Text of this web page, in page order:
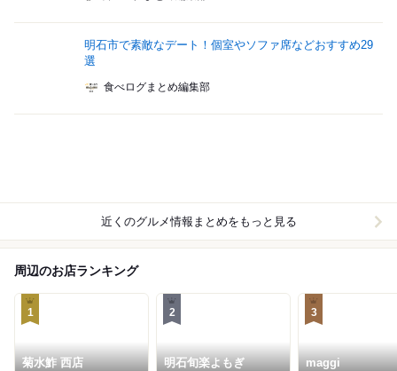
明石市で素敵なデート！個室やソファ席などおすすめ29
選
食べログまとめ編集部
近くのグルメ情報まとめをもっと見る
周辺のお店ランキング
1
菊水鮓 西店
2
明石旬楽よもぎ
3
maggi